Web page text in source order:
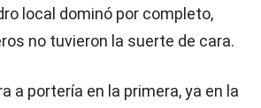
local dominó por completo,
no tuvieron la suerte de cara.
a portería en la primera, ya en la